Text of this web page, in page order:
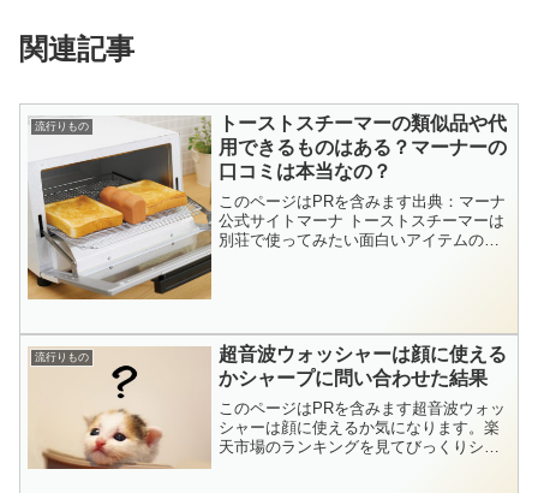
関連記事
流行りもの
トーストスチーマーの類似品や代
用できるものはある？マーナーの
口コミは本当なの？
このページはPRを含みます出典：マーナ
公式サイトマーナ トーストスチーマーは
別荘で使ってみたい面白いアイテムの一
流行りもの
超音波ウォッシャーは顔に使える
かシャープに問い合わせた結果
このページはPRを含みます超音波ウォッ
シャーは顔に使えるか気になります。楽
天市場のランキングを見てびっくりシャ